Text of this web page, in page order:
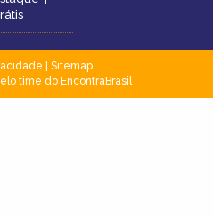
Sitemap
time do EncontraBrasil